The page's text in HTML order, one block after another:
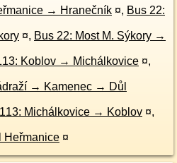
→ Hranečník ¤, Bus 22:
¤, Bus 22: Most M. Sýkory →
Koblov → Michálkovice ¤,
→ Kamenec → Důl
Michálkovice → Koblov ¤,
Heřmanice ¤